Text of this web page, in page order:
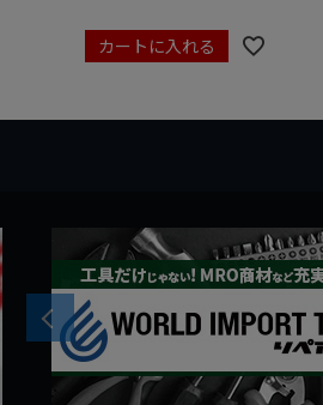
カートに入れる
Previous